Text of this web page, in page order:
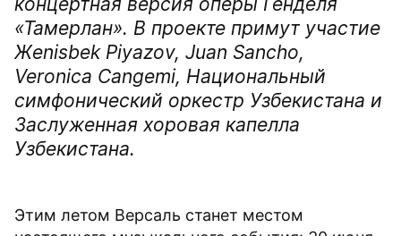
«Тамерлан». В проекте примут участие
Жenisbek Piyazov, Juan Sancho,
Veronica Cangemi, Национальный
симфонический оркестр Узбекистана и
Заслуженная хоровая капелла
Узбекистана.
Этим летом Версаль станет местом